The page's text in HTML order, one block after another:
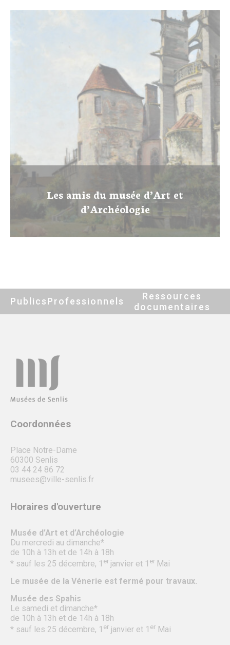
Les amis du musée d’Art et
d’Archéologie
PublicsProfessionnels
Ressources
documentaires
Coordonnées
Place Notre-Dame
60300 Senlis
03 44 24 86 72
musees@ville-senlis.fr
Horaires d'ouverture
Musée d’Art et d’Archéologie
Du mercredi au dimanche*
de 10h à 13h et de 14h à 18h
* sauf les 25 décembre, 1 er janvier et 1 er Mai
Le musée de la Vénerie est fermé pour travaux.
Musée des Spahis
Le samedi et dimanche*
de 10h à 13h et de 14h à 18h
* sauf les 25 décembre, 1 er janvier et 1 er Mai